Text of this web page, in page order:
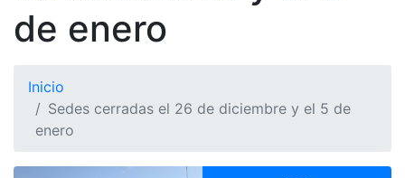
de enero
Inicio
Sedes cerradas el 26 de diciembre y el 5 de
enero